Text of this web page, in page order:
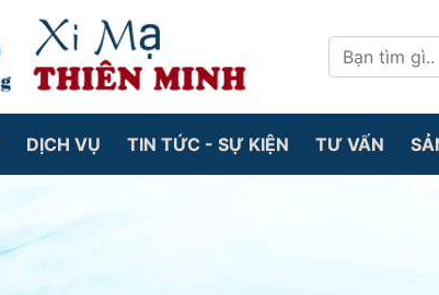
DỊCH VỤ TIN TỨC - SỰ KIỆN TƯ VẤN